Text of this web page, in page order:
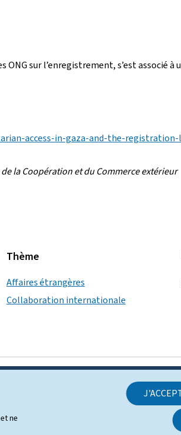
ne
sur l’enregistrement, s’est associé
access-in-gaza-and-the-
la Coopération et du Commerce extérieur
Thème
Affaires étrangères
Collaboration internationale